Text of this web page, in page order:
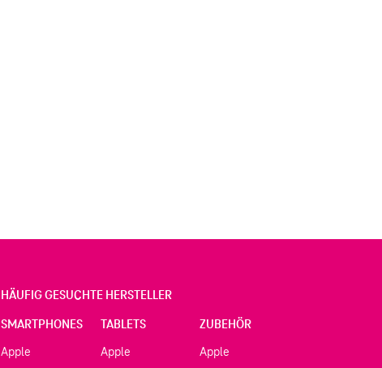
HÄUFIG GESUCHTE HERSTELLER
SMARTPHONES
Apple
TABLETS
Apple
ZUBEHÖR
Apple